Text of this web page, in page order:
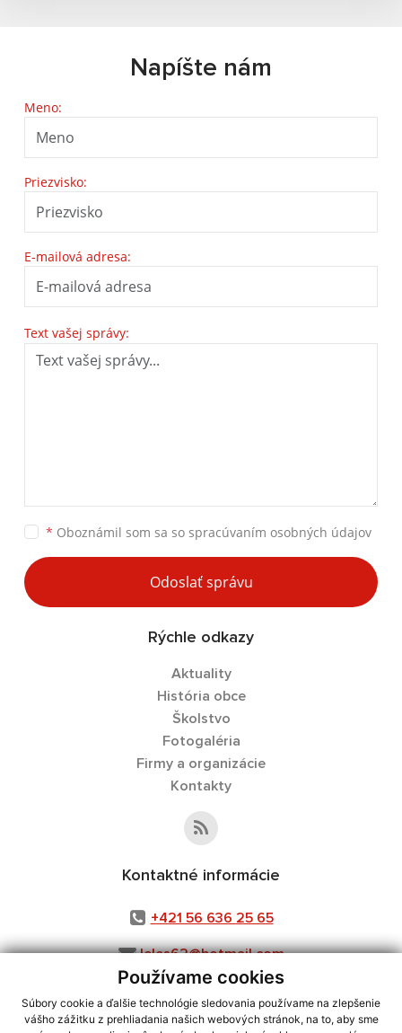
Používame cookies
Súbory cookie a ďalšie technológie sledovania používame na zlepšenie
vášho zážitku z prehliadania našich webových stránok, na to, aby sme
Napíšte nám
Meno:
Priezvisko:
E-mailová adresa:
Text vašej správy:
* Oboznámil som sa so spracúvaním osobných údajov
Odoslať správu
Rýchle odkazy
Aktuality
História obce
Školstvo
Fotogaléria
Firmy a organizácie
Kontakty
Kontaktné informácie
+421 56 636 25 65
leles62@hotmail.com